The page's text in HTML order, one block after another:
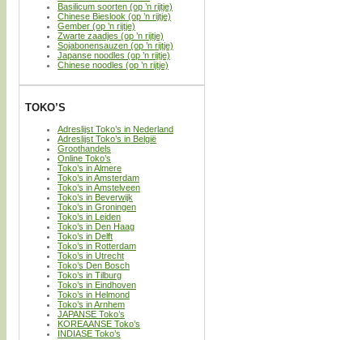
Basilicum soorten (op ’n rijtje)
Chinese Bieslook (op ’n rijtje)
Gember (op ’n rijtje)
Zwarte zaadjes (op ’n rijtje)
Sojabonensauzen (op ’n rijtje)
Japanse noodles (op ’n rijtje)
Chinese noodles (op ’n rijtje)
TOKO’S
Adreslijst Toko’s in Nederland
Adreslijst Toko’s in België
Groothandels
Online Toko’s
Toko’s in Almere
Toko’s in Amsterdam
Toko’s in Amstelveen
Toko’s in Beverwijk
Toko’s in Groningen
Toko’s in Leiden
Toko’s in Den Haag
Toko’s in Delft
Toko’s in Rotterdam
Toko’s in Utrecht
Toko’s Den Bosch
Toko’s in Tilburg
Toko’s in Eindhoven
Toko’s in Helmond
Toko’s in Arnhem
JAPANSE Toko’s
KOREAANSE Toko’s
INDIASE Toko’s